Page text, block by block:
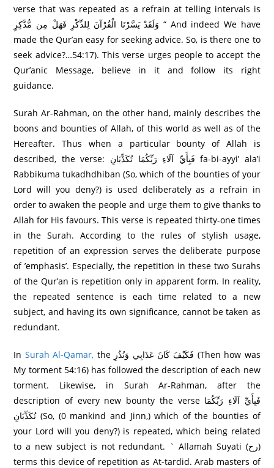
verse that was repeated as a refrain at telling intervals is
وَلَقَدْ يَسَّرْ‌نَا الْقُرْ‌آنَ لِلذِّكْرِ‌ فَهَلْ مِن مُّدَّكِرٍ‌ “ And indeed We have
made the Qur’an easy for seeking advice. So, is there one to
seek advice?…54:17). This verse urges people to accept the
Qur’anic Message, believe in it and follow its right
guidance.
Surah Ar-Rahman, on the other hand, mainly describes the
boons and bounties of Allah, of this world as well as of the
Hereafter. Thus when a particular bounty of Allah is
described, the verse: فَبِأَيِّ آلَاءِ رَ‌بِّكُمَا تُكَذِّبَانِ fa-bi-ayyi’ ala’i
Rabbikuma tukadhdhiban (So, which of the bounties of your
Lord will you deny?) is used deliberately as a refrain in
order to awaken the people and urge them to give thanks to
Allah for His favours. This verse is repeated thirty-one times
in the Surah. According to the rules of stylish usage,
repetition of an expression serves the deliberate purpose
of ’emphasis’. Especially, the repetition in these two Surahs
of the Qur’an is repetition only in apparent form. In reality,
the repeated sentence is each time related to a new
subject, and having its own significance, cannot be taken as
redundant.
In Surah Al-Qamar, the فَكَيْفَ كَانَ عَذَابِي وَنُذُرِ‌ (Then how was
My torment 54:16) has followed the description of each new
torment. Likewise, in Surah Ar-Rahman, after the
description of every new bounty the verse فَبِأَيِّ آلَاءِ رَ‌بِّكُمَا
تُكَذِّبَانِ (So, (0 mankind and Jinn,) which of the bounties of
your Lord will you deny?) is repeated, which being related
to a new subject is not redundant. ` Allamah Suyati (رح)
terms this device of repetition as At-tardid. Arab masters of